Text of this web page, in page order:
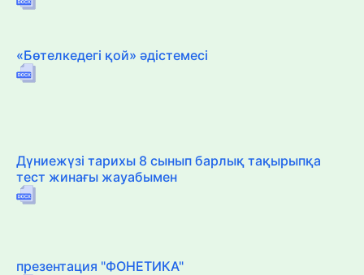
«Бөтелкедегі қой» әдістемесі
Дүниежүзі тарихы 8 сынып барлық тақырыпқа
тест жинағы жауабымен
презентация "ФОНЕТИКА"